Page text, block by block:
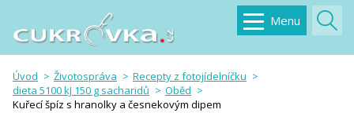
Menu
Úvod Životospráva
Recepty z fotojídelníčku
dieta 5100 kJ 150 g sacharidů
Oběd
Kuřecí špíz s hranolky a česnekovým dipem